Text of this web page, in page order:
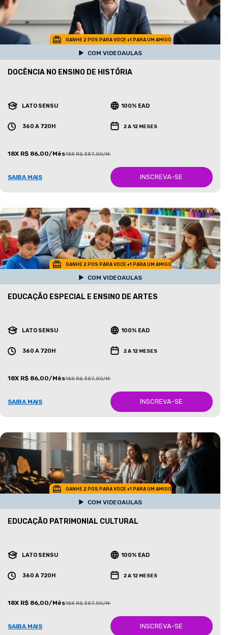
GANHE 2 POS PARA VOCE +1 PARA UM AMIGO
COM VIDEOAULAS
DOCÊNCIA NO ENSINO DE HISTÓRIA
LATO SENSU 100% EAD
360 A 720H 2 A 12 MESES
18X R$ 86,00/Mês18X R$ 387,00/Mês
SAIBA MAIS INSCREVA-SE
GANHE 2 POS PARA VOCE +1 PARA UM AMIGO
COM VIDEOAULAS
EDUCAÇÃO ESPECIAL E ENSINO DE ARTES
LATO SENSU 100% EAD
360 A 720H 2 A 12 MESES
18X R$ 86,00/Mês18X R$ 387,00/Mês
SAIBA MAIS INSCREVA-SE
GANHE 2 POS PARA VOCE +1 PARA UM AMIGO
COM VIDEOAULAS
EDUCAÇÃO PATRIMONIAL CULTURAL
LATO SENSU 100% EAD
360 A 720H 2 A 12 MESES
18X R$ 86,00/Mês18X R$ 387,00/Mês
SAIBA MAIS INSCREVA-SE